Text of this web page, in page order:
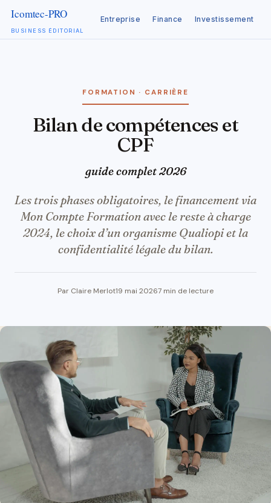
BUSINESS ÉDITORIAL
Entreprise Finance Investissement
FORMATION · CARRIÈRE
Bilan de compétences et
CPF
guide complet 2026
Les trois phases obligatoires, le financement via
Mon Compte Formation avec le reste à charge
2024, le choix d’un organisme Qualiopi et la
confidentialité légale du bilan.
Par Claire Merlot19 mai 20267 min de lecture